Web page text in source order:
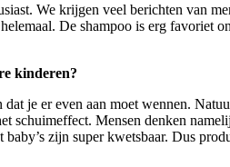
We krijgen veel berichten van
De shampoo is erg favoriet
kinderen?
je er even aan moet wennen.
schuimeffect. Mensen denken
zijn super kwetsbaar. Dus